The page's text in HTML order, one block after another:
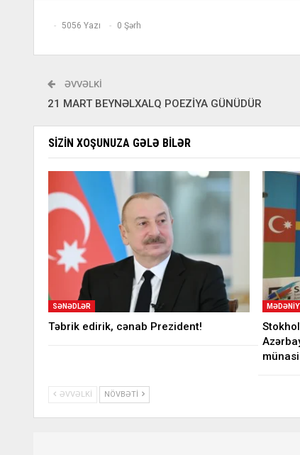
5056 Yazı 0 Şərh
ƏVVƏLKI
21 MART BEYNƏLXALQ POEZİYA GÜNÜDÜR
SIZIN XOŞUNUZA GƏLƏ BILƏR
SƏNƏDLƏR
Təbrik edirik, cənab Prezident!
ƏVVƏLKI NÖVBƏTI